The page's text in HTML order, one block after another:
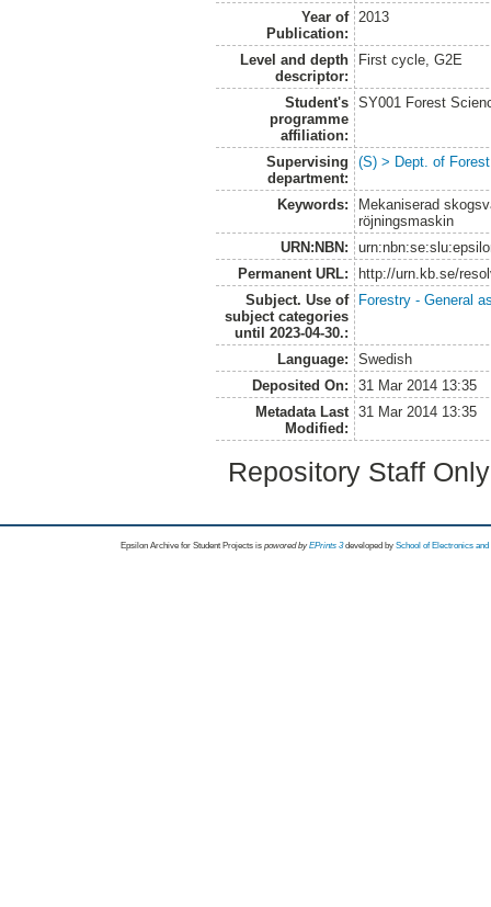
Year of
Publication:
2013
Level and depth
descriptor:
First cycle, G2E
Student's
programme
affiliation:
SY001 Forest
Supervising
department:
(S) > Dept. of
Keywords:
Mekaniserad
röjningsmaskin
URN:NBN:
Permanent URL:
http://urn.kb.se/
Subject. Use of
subject categories
until 2023-04-30.:
Forestry - General
Language:
Swedish
Deposited On:
31 Mar 2014 13:35
Metadata Last
Modified:
31 Mar 2014 13:35
Repository Staff
Epsilon Archive for Student Projects is powored byEPrints 3 developed by School of Electronics